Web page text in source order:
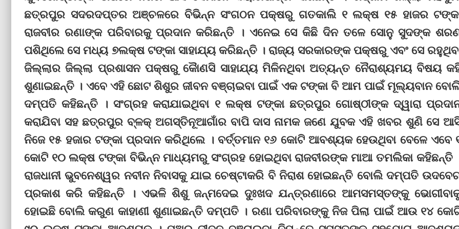
ଛତ୍ରପୁର ସଦରଦପ୍ତର ଅଞ୍ଚଳରେ ବିଭିନ୍ନ ସଂଗଠନ ପକ୍ଷରୁ ଗତକାଲି ୧ ଲକ୍ଷ ୧୫ ହାଜର
ରାଜବୀର ରଣାଙ୍କ ପରିବାରକୁ ପ୍ରଦାନ କରିଛନ୍ତି । ଏନେଇ ସେ କିଛି ଦିନ ତଳେ ସୋନୁ ସୁଦଙ୍କ
ପଶିଥିଲେ ସେ ମଧ୍ୟ ୭ଲକ୍ଷ ଟଙ୍କା ସାହାଯ୍ୟ କରିଛନ୍ତି । ରାଜ୍ୟ ସରକାରଙ୍କ ପକ୍ଷରୁ ଏବଂ ସେ
ଜିଲ୍ଲାର ଜିଲ୍ଲା ପ୍ରଶାସନ ପକ୍ଷରୁ କୈାଣସି ସାହାଯ୍ୟ ମିଳିନଥିବା ଅତ୍ୟନ୍ତ ନୈରାଶ୍ୟମୟ ବିଷୟ
ଶୁଣାଇଛନ୍ତି । ଏବେ ଏହି ଛୋଟ ଶିଶୁର ଜୀବନ ବଞ୍ଚାଇବା ପାଇଁ ଏକ ଟଙ୍କା ବି ଆମ ପାଇଁ ମୂଲ୍ୟବାନ
ଦମ୍ପତି କହିଛନ୍ତି । ସଂଗ୍ରହ କରାଯାଇଥିବା ୧ ଲକ୍ଷ ଟଙ୍କା ଛତ୍ରପୁର ଗୋଷ୍ଠୀଙ୍କ ଦ୍ୱାରା
କରାଯିବା ସହ ଛତ୍ରପୁର ବ୍ଳକ୍‌ ଅଗସ୍ତିନୂଆଗାଁର ବାପି ଦାସ ନାମକ ଜଣେ ଯୁବକ ଏହି ଖବର ଶୁଣି ସେ
ନିଜେ ୧୫ ହଜାର ଟଙ୍କା ପ୍ରଦାନ କରିଥିଲେ । ବର୍ତ୍ତମାନ ୧୬ କୋଟି ଆବଶ୍ୟକ ହେଉଥିବା ବେଳେ ଏବେ
କୋଟି ୧୦ ଲକ୍ଷ ଟଙ୍କା ବିଭିନ୍ନ ମାଧ୍ୟମରୁ ସଂଗ୍ରହ ହୋଇଥିବା ରାଜବୀରଙ୍କ ମାଆ ତମଲିକା କହିଛନ୍ତି
ରାଜଧାନୀ ଭୁବନେଶ୍ୱର ନବୀନ ନିବାସକୁ ଯାଇ ଚେଷ୍ଟାକରି ବି ନିରାଶ ହୋଇଛନ୍ତି ବୋଲି ଦମ୍ପତି
ପ୍ରକାଶ କରି କହିଛନ୍ତି । ଏଭଳି ଶିଶୁ ଜନ୍ମଦେଇ ଦୁଃଖଦ ଯନ୍ତ୍ରଣାରେ ଆମସମସ୍ତଙ୍କୁ
ହୋଇଛି ବୋଲି କରୁଣ କାହାଣୀ ଶୁଣାଇଛନ୍ତି ଦମ୍ପତି । ରଣା ପରିବାରଙ୍କୁ ନିଜ ପିଲା ପାଇଁ ଆଉ ୧୪